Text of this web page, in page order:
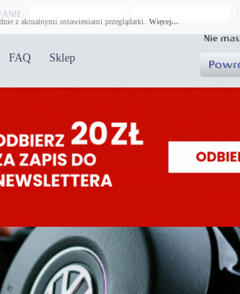
z aktualnymi ustawieniami przeglądarki. Więcej...
FAQ Sklep